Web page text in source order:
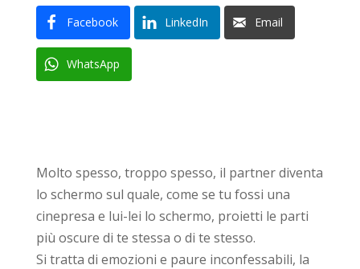
Facebook LinkedIn Email
WhatsApp
Molto spesso, troppo spesso, il partner diventa
lo schermo sul quale, come se tu fossi una
cinepresa e lui-lei lo schermo, proietti le parti
più oscure di te stessa o di te stesso.
Si tratta di emozioni e paure inconfessabili, la